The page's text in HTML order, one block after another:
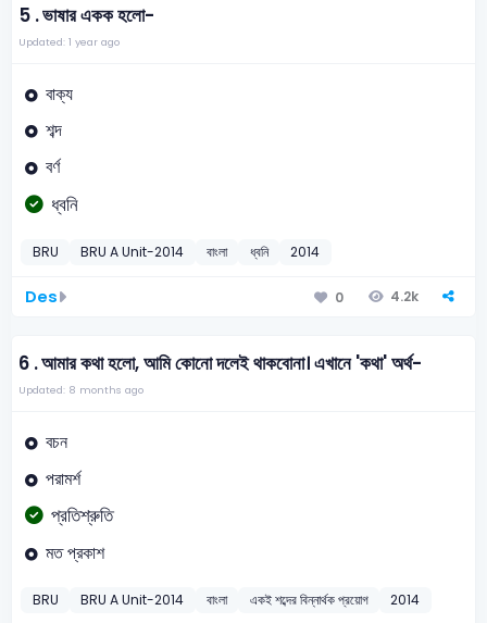
5 .ভাষার একক হলো-
Updated: 1 year ago
বাক্য
শব্দ
বর্ণ
ধ্বনি
BRU BRU A Unit-2014 বাংলা ধ্বনি 2014
Des 0 4.2k
6 .আমার কথা হলো, আমি কোনো দলেই থাকবোনা। এখানে 'কথা' অর্থ-
Updated: 8 months ago
বচন
পরামর্শ
প্রতিশ্রুতি
মত প্রকাশ
BRU BRU A Unit-2014 বাংলা একই শব্দের বিন্নার্থক প্রয়োগ 2014